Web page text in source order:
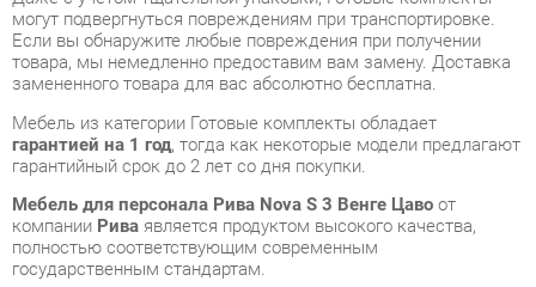
Мебель из категории Готовые комплекты обладает
гарантией на 1 год, тогда как некоторые модели предлагают
гарантийный срок до 2 лет со дня покупки.
компанииРиваявляется продуктом высокого качества,
полностью соответствующим современным
государственным стандартам.
Нам будет приятно, если вы останетесь довольны вашим
новым приобретением и решите оставить отзыв о своем
опыте использования, который поможет нашим будущим
клиентам сделать выбор.